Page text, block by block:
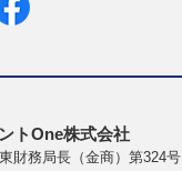
トOne株式会社
財務局長（金商）第324号